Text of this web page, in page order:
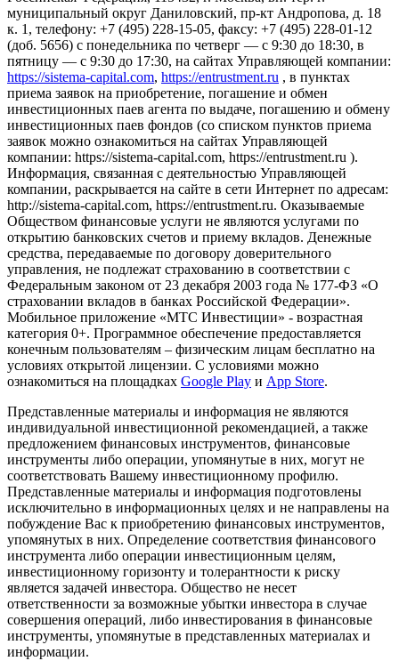
муниципальный округ Даниловский, пр-кт Андропова, д. 18
к. 1, телефону: +7 (495) 228-15-05, факсу: +7 (495) 228-01-12
(доб. 5656) с понедельника по четверг — c 9:30 до 18:30, в
пятницу — с 9:30 до 17:30, на сайтах Управляющей компании:
https://sistema-capital.com, https://entrustment.ru , в пунктах
приема заявок на приобретение, погашение и обмен
инвестиционных паев агента по выдаче, погашению и обмену
инвестиционных паев фондов (со списком пунктов приема
заявок можно ознакомиться на сайтах Управляющей
компании: https://sistema-capital.com, https://entrustment.ru ).
Информация, связанная с деятельностью Управляющей
компании, раскрывается на сайте в сети Интернет по адресам:
http://sistema-capital.com, https://entrustment.ru. Оказываемые
Обществом финансовые услуги не являются услугами по
открытию банковских счетов и приему вкладов. Денежные
средства, передаваемые по договору доверительного
управления, не подлежат страхованию в соответствии с
Федеральным законом от 23 декабря 2003 года № 177-ФЗ «О
страховании вкладов в банках Российской Федерации».
Мобильное приложение «МТС Инвестиции» - возрастная
категория 0+. Программное обеспечение предоставляется
конечным пользователям – физическим лицам бесплатно на
условиях открытой лицензии. С условиями можно
ознакомиться на площадках Google Play и App Store.
Представленные материалы и информация не являются
индивидуальной инвестиционной рекомендацией, а также
предложением финансовых инструментов, финансовые
инструменты либо операции, упомянутые в них, могут не
соответствовать Вашему инвестиционному профилю.
Представленные материалы и информация подготовлены
исключительно в информационных целях и не направлены на
побуждение Вас к приобретению финансовых инструментов,
упомянутых в них. Определение соответствия финансового
инструмента либо операции инвестиционным целям,
инвестиционному горизонту и толерантности к риску
является задачей инвестора. Общество не несет
ответственности за возможные убытки инвестора в случае
совершения операций, либо инвестирования в финансовые
инструменты, упомянутые в представленных материалах и
информации.